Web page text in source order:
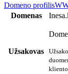
Domeno profilis
Domenas
Užsakovas
kliento